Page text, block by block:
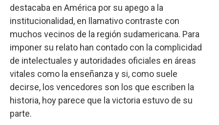
destacaba en América por su apego a la
institucionalidad, en llamativo contraste con
muchos vecinos de la región sudamericana. Para
imponer su relato han contado con la complicidad
de intelectuales y autoridades oficiales en áreas
vitales como la enseñanza y si, como suele
decirse, los vencedores son los que escriben la
historia, hoy parece que la victoria estuvo de su
parte.